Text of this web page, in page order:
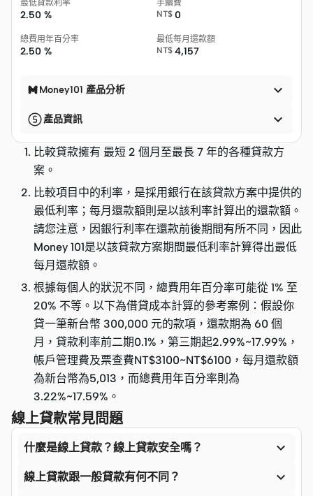
最低貸款利率
2.50 %
手續費
NT$ 0
總費用年百分率
2.50 %
最低每月還款額
NT$ 4,157
Money101 產品分析 
產品資訊 
比較貸款擁有 最短 2 個月至最長 7 年的各種貸款方
案。
比較項目中的利率，是採用銀行在該貸款方案中提供的
最低利率；每月還款額則是以該利率計算出的還款額。
請您注意，因銀行利率在還款前後期間有所不同，因此
Money 101是以該貸款方案期間最低利率計算得出最低
每月還款額。
根據每個人的狀況不同，總費用年百分率可能從 1% 至
20% 不等。以下為借貸成本計算的參考案例：假設你
貸一筆新台幣 300,000 元的款項，還款期為 60 個
月，貸款利率前二期0.1%，第三期起2.99%~17.99%，
帳戶管理費及票查費NT$3100~NT$6100，每月還款額
為新台幣為5,013，而總費用年百分率則為
3.22%~17.59%。
線上貸款常見問題
什麼是線上貸款？線上貸款安全嗎？ 
線上貸款跟一般貸款有何不同？ 